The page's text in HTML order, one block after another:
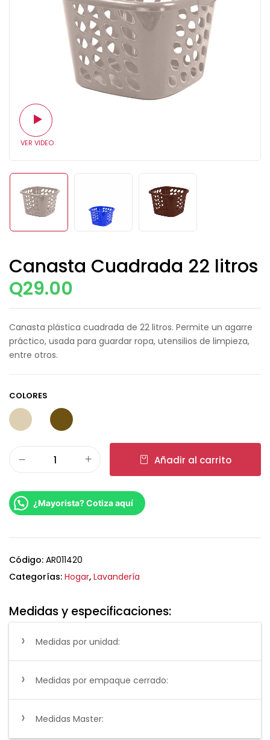
Canasta Cuadrada 22 litros
Q29.00
Canasta plástica cuadrada de 22 litros. Permite un agarre
práctico, usada para guardar ropa, utensilios de limpieza,
entre otros.
COLORES
Añadir al carrito
¿Mayorista? Cotiza aquí
Código: AR011420
Categorías: Hogar, Lavandería
Medidas y especificaciones:
Medidas por unidad:
Medidas por empaque cerrado:
Medidas Master: